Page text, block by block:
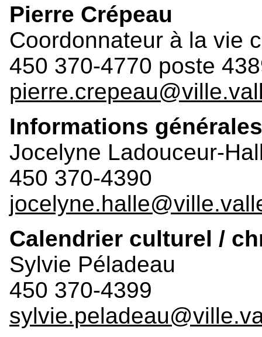
Pierre Crépeau
Coordonnateur à la vie
450 370-4770 poste
Informations générales
Jocelyne Ladouceur-
450 370-4390
Calendrier culturel /
Sylvie Péladeau
450 370-4399